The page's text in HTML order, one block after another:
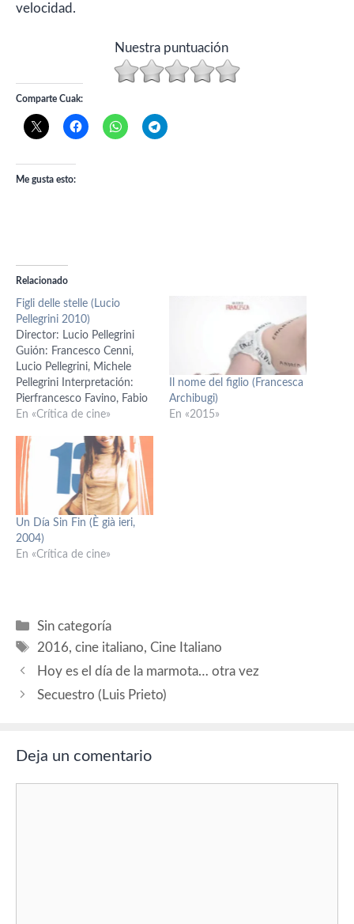
velocidad.
Nuestra puntuación
Comparte Cuak:
Me gusta esto:
Relacionado
Figli delle stelle (Lucio
Pellegrini 2010)
Director: Lucio Pellegrini
Guión: Francesco Cenni,
Lucio Pellegrini, Michele
Pellegrini Interpretación:
Pierfrancesco Favino, Fabio
Volo, Giuseppe Battiston,
Sassanelli, Giorgio Tirabassi,
Fausto Maria Sciarappa,
Teco Celio, Pietro Ragusa,
Camilla Filippi, Lydia Biondi,
Fabrizio Rondolino,
Antonello Piroso, Chiara
Tomarelli FOTOGRAFIA:
Gian Enrico Bianchi
En «Crítica de cine»
Il nome del figlio (Francesca
Archibugi)
En «2015»
Un Día Sin Fin (È già ieri,
2004)
En «Crítica de cine»
Categorías
Sin categoría
Etiquetas
2016,cine italiano,Cine Italiano
Hoy es el día de la marmota… otra vez
Secuestro (Luis Prieto)
Deja un comentario